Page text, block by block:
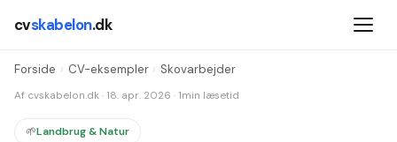
cvskabelon.dk
Forside › CV-eksempler › Skovarbejder
Af cvskabelon.dk · 18. apr. 2026 · 1min læsetid
🌱Landbrug & Natur